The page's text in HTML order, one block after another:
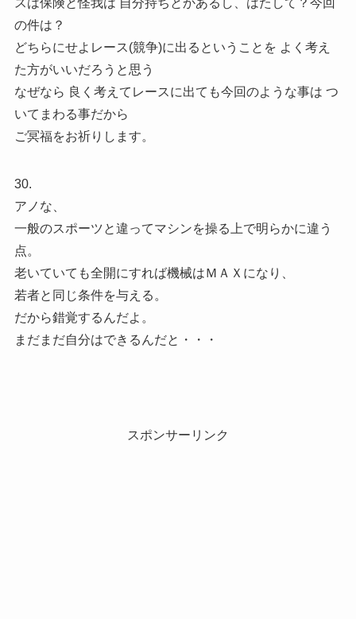
スは保険と怪我は 自分持ちとかあるし、はたして？今回
の件は？
どちらにせよレース(競争)に出るということを よく考え
た方がいいだろうと思う
なぜなら 良く考えてレースに出ても今回のような事は つ
いてまわる事だから
ご冥福をお祈りします。
30.
アノな、
一般のスポーツと違ってマシンを操る上で明らかに違う
点。
老いていても全開にすれば機械はＭＡＸになり、
若者と同じ条件を与える。
だから錯覚するんだよ。
まだまだ自分はできるんだと・・・
スポンサーリンク